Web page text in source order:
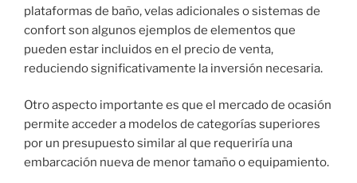
plataformas de baño, velas adicionales o sistemas de
confort son algunos ejemplos de elementos que
pueden estar incluidos en el precio de venta,
reduciendo significativamente la inversión necesaria.
Otro aspecto importante es que el mercado de ocasión
permite acceder a modelos de categorías superiores
por un presupuesto similar al que requeriría una
embarcación nueva de menor tamaño o equipamiento.